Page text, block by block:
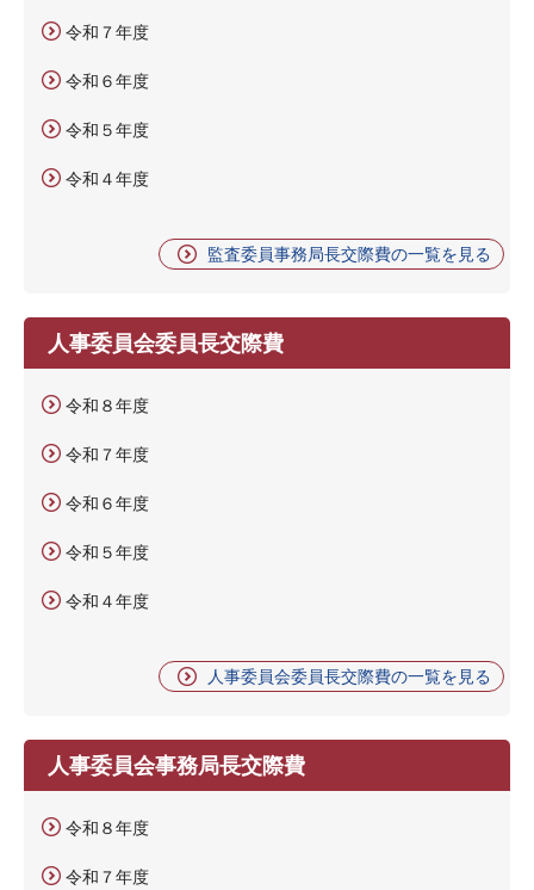
令和７年度
令和６年度
令和５年度
令和４年度
監査委員事務局長交際費の一覧を見る
人事委員会委員長交際費
令和８年度
令和７年度
令和６年度
令和５年度
令和４年度
人事委員会委員長交際費の一覧を見る
人事委員会事務局長交際費
令和８年度
令和７年度